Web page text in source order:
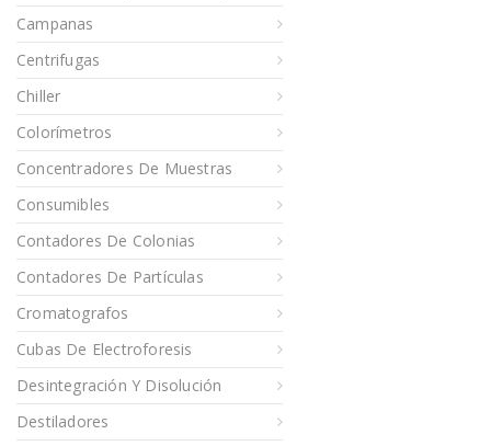
Campanas
Centrifugas
Chiller
Colorímetros
Concentradores De Muestras
Consumibles
Contadores De Colonias
Contadores De Partículas
Cromatografos
Cubas De Electroforesis
Desintegración Y Disolución
Destiladores